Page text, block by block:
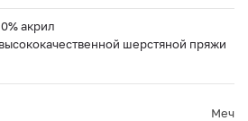
акрил
шерстяной пряжи
Меч